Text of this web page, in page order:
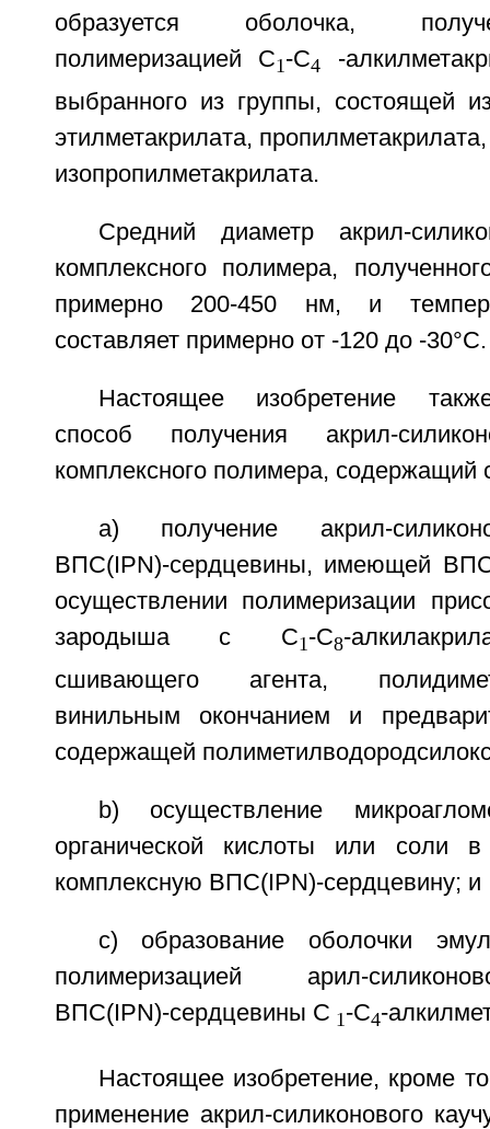
образуется оболочка,
полимеризацией С1-С4
-
выбранного из группы, состоящей
этилметакрилата,
изопропилметакрилата.
Средний диаметр акрил-
комплексного полимера,
примерно 200-450 нм, и
составляет примерно от -120 до -30°С.
Настоящее изобретение
способ получения акрил-
комплексного полимера,
а) получение акрил-
ВПС(IPN)-сердцевины, имеющей
осуществлении полимеризации
зародыша с С1-С8-
сшивающего агента,
винильным окончанием и
содержащей
b) осуществление
органической кислоты или соли в
комплексную ВПС(IPN)-сердцевину; и
с) образование оболочки
полимеризацией арил-
ВПС(IPN)-сердцевины С 1-С4-
Настоящее изобретение, кроме
применение акрил-силиконового